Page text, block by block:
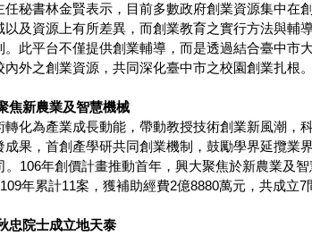
任秘書林金賢表示，目前多數政府創業資源集中
及資源上有所差異，而創業教育之實行方法與輔
。此平台不僅提供創業輔導，而是透過結合臺中
外之創業資源，共同深化臺中市之校園創業扎根。
焦新農業及智慧機械
化為產業成長動能，帶動教授技術創業新風潮，
果，首創產學研共同創業機制，鼓勵學界延攬業
。106年創價計畫推動首年，興大聚焦於新農業及
年累計11案，獲補助經費2億8880萬元，共成立7
忠院士成立地天泰